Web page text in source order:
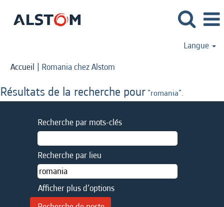
Langue
Accueil | Romania chez Alstom
Résultats de la recherche pour "romania".
Recherche par mots-clés
Recherche par lieu
Afficher plus d’options